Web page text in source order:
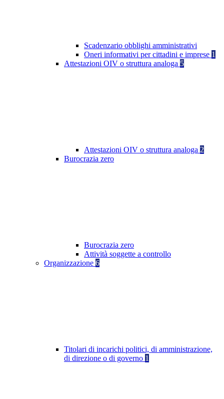
Scadenzario obblighi amministrativi
Oneri informativi per cittadini e imprese 1
Attestazioni OIV o struttura analoga 5
Attestazioni OIV o struttura analoga 2
Burocrazia zero
Burocrazia zero
Attività soggette a controllo
Organizzazione 6
Titolari di incarichi politici, di amministrazione,
di direzione o di governo 1